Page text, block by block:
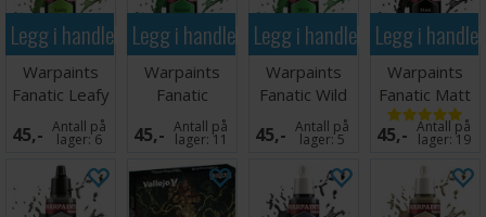
Trinn 2: Klem ut en liten bit maling for å sjekke
konsistensen - hvis den fortsatt skiller seg, rister du
flasken noen sekunder til.
Gjenta trinn 1 og 2 til malingen er jevnt blandet og du er klar
Legg i handlekurven
Warpaints
Fanatic Leafy
Green
45,- Antall på
lager:6
Legg i handlekurven
Warpaints
Fanatic
Eternal Hunt
45,- Antall på
lager: 11
Legg i handlekurven
Warpaints
Fanatic Wild
Green
45,- Antall på
lager:5
Legg i
Warpaints
Fanatic Matt
Black
45,- Antall på
lager: 19